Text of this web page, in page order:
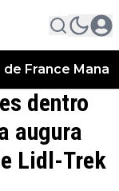
de France
dentro
augura
Lidl-Trek